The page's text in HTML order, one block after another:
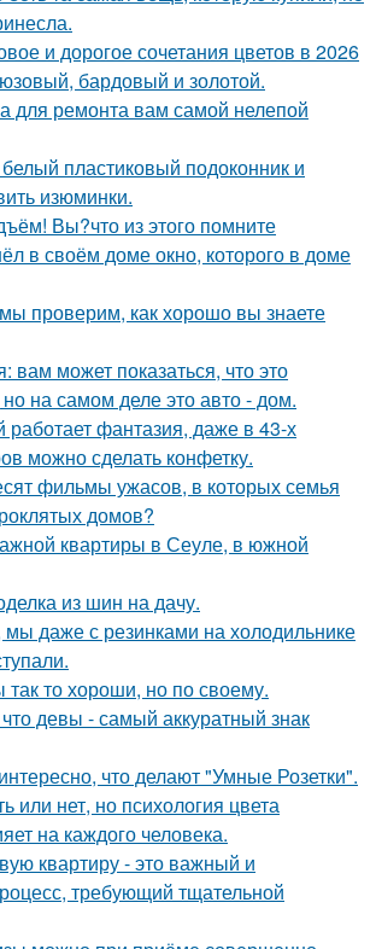
и дорогое сочетания цветов в 2026
бардовый и золотой.
для ремонта вам самой нелепой
пластиковый подоконник и
изюминки.
Вы?что из этого помните
в своём доме окно, которого в доме
проверим, как хорошо вы знаете
вам может показаться, что это
но на самом деле это авто - дом.
работает фантазия, даже в 43-х
можно сделать конфетку.
фильмы ужасов, в которых семья
домов?
квартиры в Сеуле, в южной
из шин на дачу.
мы даже с резинками на холодильнике
так то хороши, но по своему.
девы - самый аккуратный знак
что делают "Умные Розетки".
или нет, но психология цвета
на каждого человека.
квартиру - это важный и
требующий тщательной